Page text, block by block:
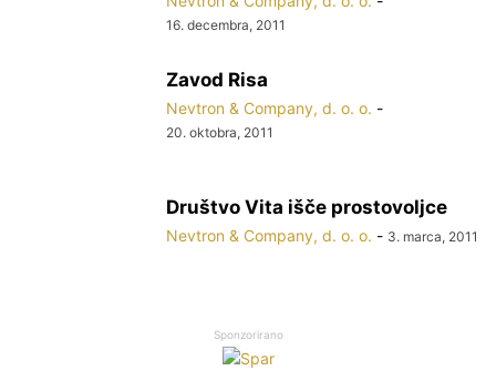
16. decembra, 2011
Zavod Risa
Nevtron & Company, d. o. o. -
20. oktobra, 2011
Društvo Vita išče prostovoljce
Nevtron & Company, d. o. o. - 3. marca, 2011
Sponzorirano